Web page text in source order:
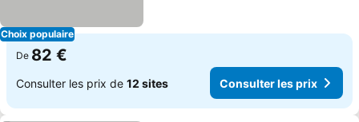
Choix populaire
De 82 €
Consulter les prix de 12 sites Consulter les prix